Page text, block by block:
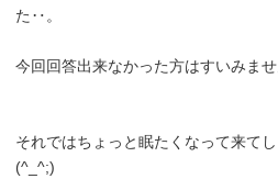
た‥。
今回回答出来なかった方はすいみませ
それではちょっと眠たくなって来て
(^_^;)